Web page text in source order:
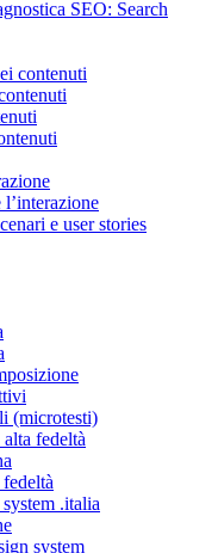
SEO: Search
contenuti
e user stories
(microtesti)
fedeltà
.italia
system